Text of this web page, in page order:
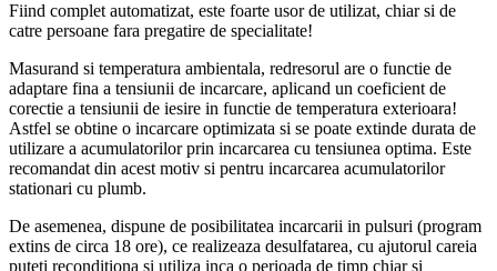
Fiind complet automatizat, este foarte usor de utilizat, chiar si de
catre persoane fara pregatire de specialitate!
Masurand si temperatura ambientala, redresorul are o functie de
adaptare fina a tensiunii de incarcare, aplicand un coeficient de
corectie a tensiunii de iesire in functie de temperatura exterioara!
Astfel se obtine o incarcare optimizata si se poate extinde durata de
utilizare a acumulatorilor prin incarcarea cu tensiunea optima. Este
recomandat din acest motiv si pentru incarcarea acumulatorilor
stationari cu plumb.
De asemenea, dispune de posibilitatea incarcarii in pulsuri (program
extins de circa 18 ore), ce realizeaza desulfatarea, cu ajutorul careia
puteti reconditiona si utiliza inca o perioada de timp chiar si